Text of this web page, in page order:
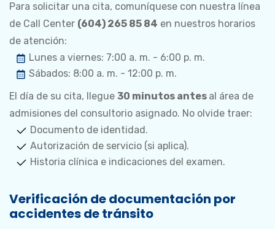
Para solicitar una cita, comuníquese con nuestra línea
de Call Center (604) 265 85 84 en nuestros horarios
de atención:
Lunes a viernes: 7:00 a. m. - 6:00 p. m.
Sábados: 8:00 a. m. - 12:00 p. m.
El día de su cita, llegue 30 minutos antes al área de
admisiones del consultorio asignado. No olvide traer:
Documento de identidad.
Autorización de servicio (si aplica).
Historia clínica e indicaciones del examen.
Verificación de documentación por
accidentes de tránsito